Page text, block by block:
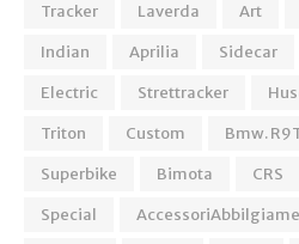
Tracker
Laverda Art
Indian
Aprilia Sidecar
Electric
Strettracker
Triton
Custom Bmw.
Superbike
Bimota CRS
Special